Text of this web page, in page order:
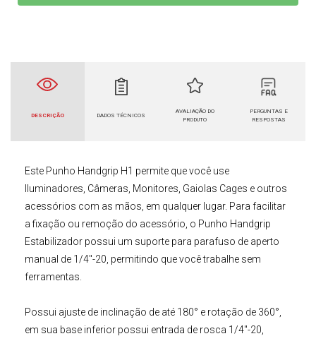
DESCRIÇÃO DADOS TÉCNICOS
AVALIAÇÃO DO
PRODUTO
PERGUNTAS E
RESPOSTAS
Este Punho Handgrip H1 permite que você use
Iluminadores, Câmeras, Monitores, Gaiolas Cages e outros
acessórios com as mãos, em qualquer lugar. Para facilitar
a fixação ou remoção do acessório, o Punho Handgrip
Estabilizador possui um suporte para parafuso de aperto
manual de 1/4"-20, permitindo que você trabalhe sem
ferramentas.
Possui ajuste de inclinação de até 180° e rotação de 360°,
em sua base inferior possui entrada de rosca 1/4"-20,